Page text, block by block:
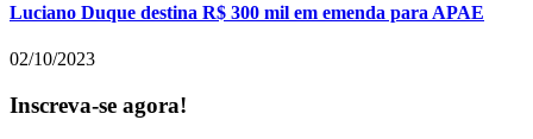
Luciano Duque destina R$ 300 mil em emenda para APAE
02/10/2023
Inscreva-se agora!